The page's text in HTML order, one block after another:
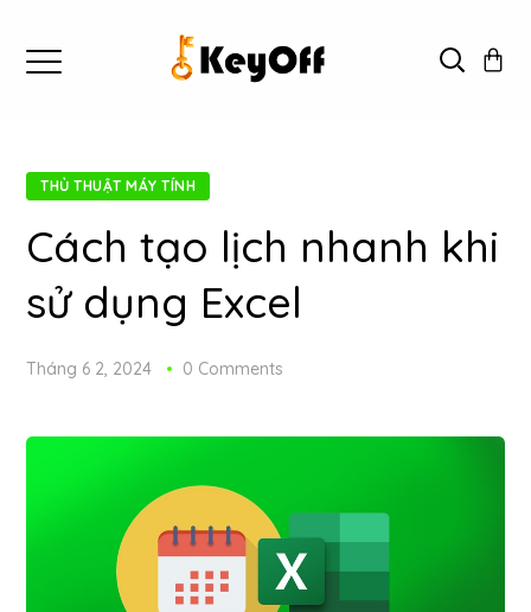
THỦ THUẬT MÁY TÍNH
Cách tạo lịch nhanh khi
sử dụng Excel
Tháng 6 2, 2024 0 Comments